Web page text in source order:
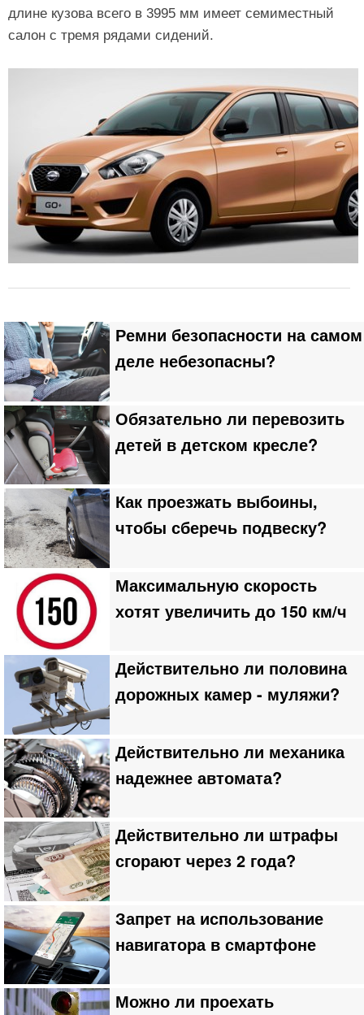
длине кузова всего в 3995 мм имеет семиместный
салон с тремя рядами сидений.
Ремни безопасности на самом
деле небезопасны?
Обязательно ли перевозить
детей в детском кресле?
Как проезжать выбоины,
чтобы сберечь подвеску?
Максимальную скорость
хотят увеличить до 150 км/ч
Действительно ли половина
дорожных камер - муляжи?
Действительно ли механика
надежнее автомата?
Действительно ли штрафы
сгорают через 2 года?
Запрет на использование
навигатора в смартфоне
Можно ли проехать